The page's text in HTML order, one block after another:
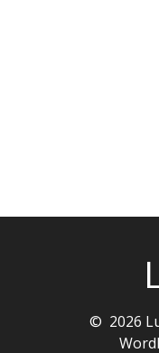
© 2026